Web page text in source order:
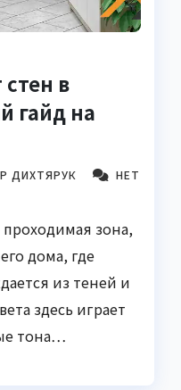
в
гайд на
ДИХТЯРУК
НЕТ
зона,
дома, где
из теней и
здесь играет
тона…